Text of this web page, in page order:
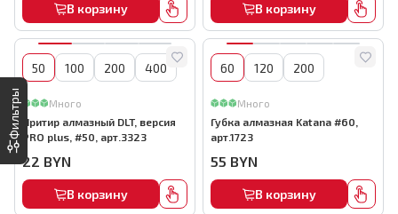
Фильтры
В корзину В корзину
50 100 200 400
Много
Притир алмазный DLT, версия
PRO plus, #50, арт.3323
22 BYN
В корзину
60 120 200
Много
Губка алмазная Katana #60,
арт.1723
55 BYN
В корзину